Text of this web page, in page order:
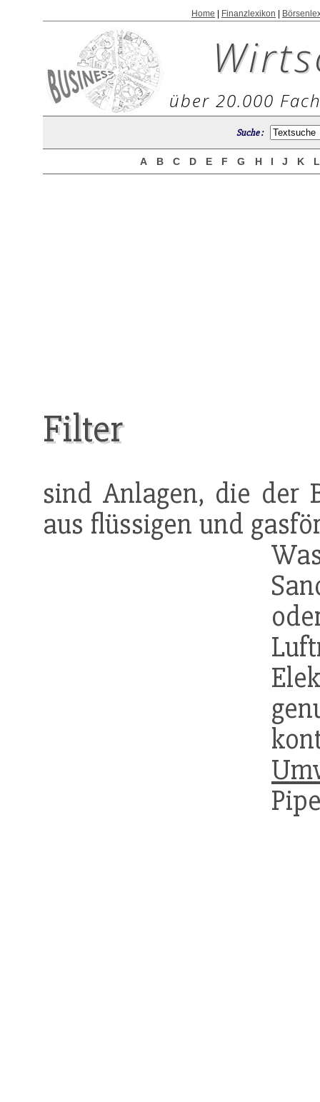
Home Finanzlexikon
über 20.000
Suche :
A B C D E F G H I J K
Filter
sind Anlagen, die der
aus flüssigen und